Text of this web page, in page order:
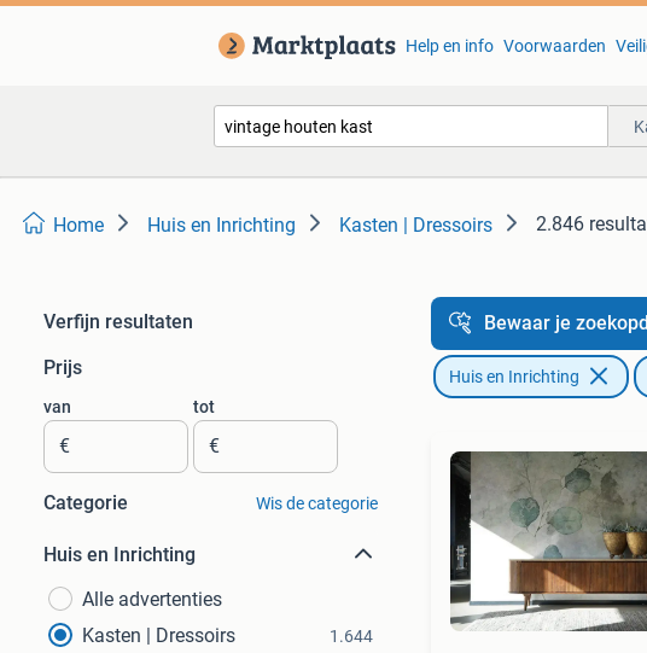
Help en info Voorwaarden
Home Huis en Inrichting Kasten | Dressoirs 2.846
Verfijn resultaten
Prijs
van
€
tot
€
Categorie Wis de categorie
Huis en Inrichting
Alle advertenties
Kasten | Dressoirs
1.644
Bewaar je
Huis en Inrichting